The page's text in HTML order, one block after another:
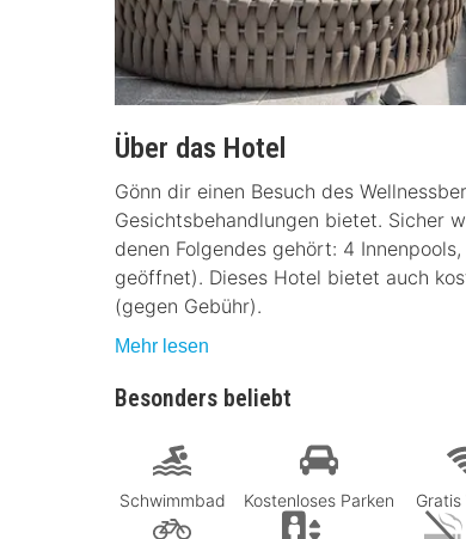
Über das Hotel
Gönn dir einen Besuch des
Gesichtsbehandlungen bietet. Sicher
denen Folgendes gehört: 4
geöffnet). Dieses Hotel bietet auch
(gegen Gebühr).
Mehr lesen
Besonders beliebt
Schwimmbad Kostenloses Parken Gratis